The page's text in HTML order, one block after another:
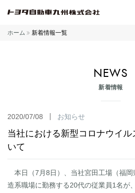
ホーム 新着情報一覧
NEWS
新着情報
2020/07/08 お知らせ
当社における新型コロナウイ
いて
本日（7月8日）、当社宮田工場（福岡
造系職場に勤務する20代の従業員1名が